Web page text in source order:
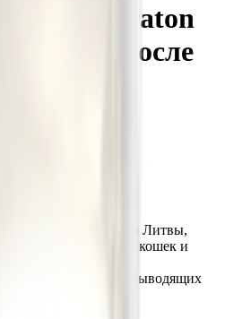
Araton
котов после
премиум-класса из Литвы,
стерилизованных кошек и
Корм помогает
вес и здоровье мочевыводящих
и